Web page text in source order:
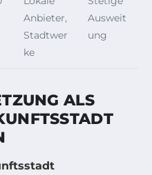
Anbieter,
Stadtwer
ke
Ausweit
ung
ALS